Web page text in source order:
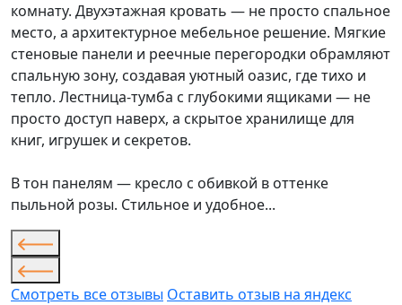
комнату. Двухэтажная кровать — не просто спальное
место, а архитектурное мебельное решение. Мягкие
стеновые панели и реечные перегородки обрамляют
спальную зону, создавая уютный оазис, где тихо и
тепло. Лестница-тумба с глубокими ящиками — не
просто доступ наверх, а скрытое хранилище для
книг, игрушек и секретов.
В тон панелям — кресло с обивкой в оттенке
пыльной розы. Стильное и удобное...
Смотреть все отзывы Оставить отзыв на яндекс